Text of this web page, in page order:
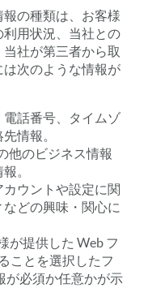
の種類は、お客様
用状況、当社との
社が第三者から取
次のような情報が
話番号、タイムゾ
情報。
他のビジネス情報
。
ウントや設定に関
どの興味・関心に
が提供した Web フ
ことを選択したフ
が必須か任意かが示